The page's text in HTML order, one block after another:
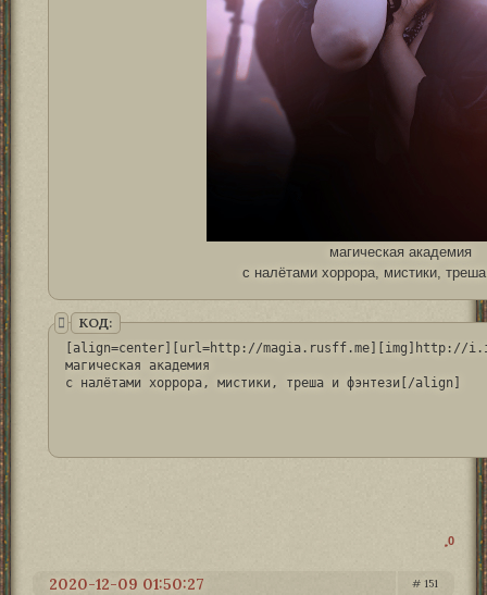
магическая академия
с налётами хоррора, мистики,
КОД:
[align=center][url=http://magia.rusff.me][img]http://
магическая академия
с налётами хоррора, мистики, треша и фэнтези[/align]
0
151
2020-12-09 01:50:27